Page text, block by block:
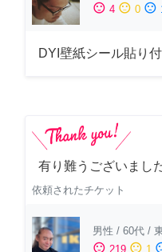
sentiment_satisfied 4 sentiment_neutral 0 sentiment_dissatisfied
DYI壁紙シール貼り
有り難うございまし
依頼されたチケット
男性 / 60代 /
sentiment_satisfied 219 sentiment_neutral 1